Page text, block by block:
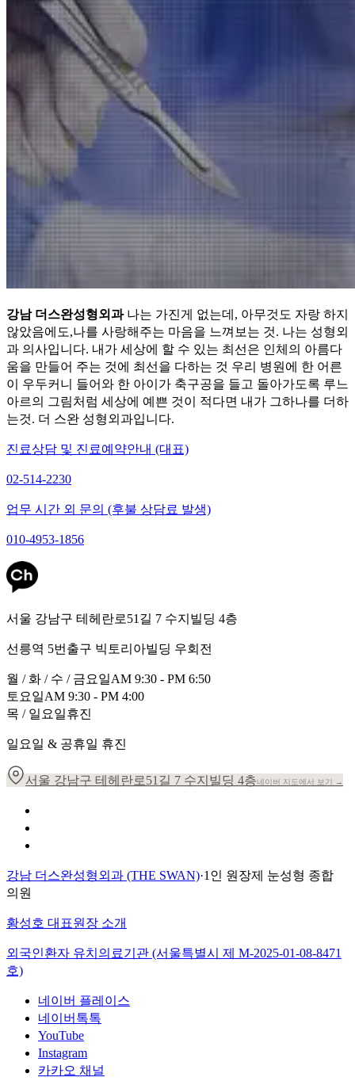
강남 더스완성형외과 나는 가진게 없는데, 아무것도 자랑 하지
않았음에도,나를 사랑해주는 마음을 느껴보는 것. 나는 성형외
과 의사입니다. 내가 세상에 할 수 있는 최선은 인체의 아름다
움을 만들어 주는 것에 최선을 다하는 것 우리 병원에 한 어른
이 우두커니 들어와 한 아이가 축구공을 들고 돌아가도록 루느
아르의 그림처럼 세상에 예쁜 것이 적다면 내가 그하나를 더하
는것. 더 스완 성형외과입니다.
진료상담 및 진료예약안내 (대표)
02-514-2230
업무 시간 외 문의 (후불 상담료 발생)
010-4953-1856
서울 강남구 테헤란로51길 7 수지빌딩 4층
선릉역 5번출구 빅토리아빌딩 우회전
월 / 화 / 수 / 금요일AM 9:30 - PM 6:50
토요일AM 9:30 - PM 4:00
목 / 일요일휴진
일요일 & 공휴일 휴진
서울 강남구 테헤란로51길 7 수지빌딩 4층네이버 지도에서 보기 →
강남 더스완성형외과 (THE SWAN)·1인 원장제 눈성형 종합
의원
황성호 대표원장 소개
외국인환자 유치의료기관 (서울특별시 제 M-2025-01-08-8471
호)
네이버 플레이스
네이버톡톡
YouTube
Instagram
카카오 채널